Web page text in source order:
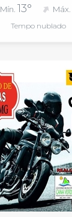
Mín. 13° Máx.
Tempo nublado